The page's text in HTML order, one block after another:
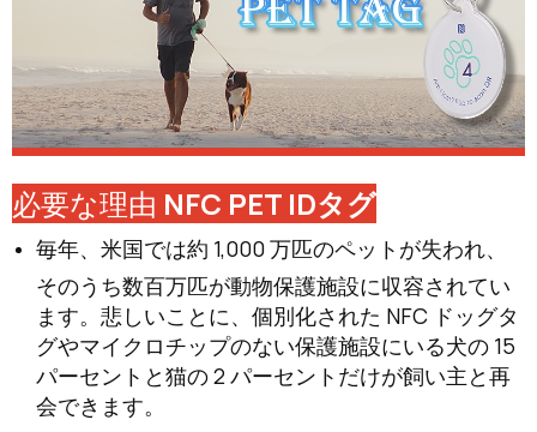
必要な理由 NFC PET IDタグ
毎年、米国では約 1,000 万匹のペットが失われ、
そのうち数百万匹が動物保護施設に収容されてい
ます。悲しいことに、個別化された NFC ドッグタ
グやマイクロチップのない保護施設にいる犬の 15
パーセントと猫の 2 パーセントだけが飼い主と再
会できます。